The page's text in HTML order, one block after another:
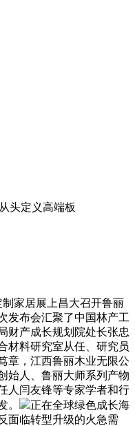
头定义高端板
家居展上昌大召开鲁丽
发布会汇聚了中国林产工
财产成长规划院处长张忠
材料研究室从任、研究员
章，江西鲁丽木业无限公
始人、鲁丽大师系列产物
人闫友锋等专家学者和行
。
正在全球绿色成长海
面临转型升级的火急需